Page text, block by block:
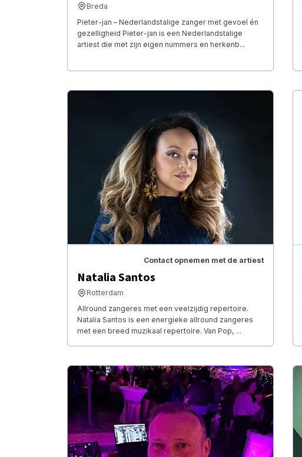
Breda
Pieter-jan – Nederlandstalige zanger met gevoel én
gezelligheid Pieter-jan is een Nederlandstalige
artiest die met zijn eigen nummers en herkenb...
Contact opnemen met de artiest
Natalia Santos
Rotterdam
Allround zangeres met een veelzijdig repertoire.
Natalia Santos is een energieke allround zangeres
met een breed muzikaal repertoire. Van Pop, ...